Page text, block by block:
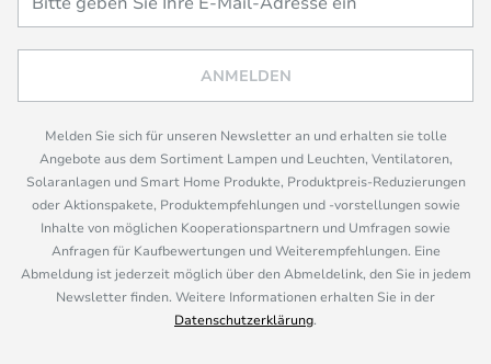
ANMELDEN
Melden Sie sich für unseren Newsletter an und erhalten sie tolle
Angebote aus dem Sortiment Lampen und Leuchten, Ventilatoren,
Solaranlagen und Smart Home Produkte, Produktpreis-Reduzierungen
oder Aktionspakete, Produktempfehlungen und -vorstellungen sowie
Inhalte von möglichen Kooperationspartnern und Umfragen sowie
Anfragen für Kaufbewertungen und Weiterempfehlungen. Eine
Abmeldung ist jederzeit möglich über den Abmeldelink, den Sie in jedem
Newsletter finden. Weitere Informationen erhalten Sie in der
Datenschutzerklärung.